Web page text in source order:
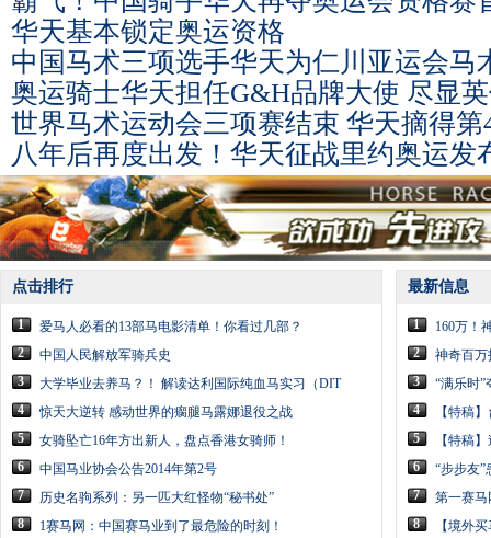
华天基本锁定奥运资格
中国马术三项选手华天为仁川亚运会马
奥运骑士华天担任G&H品牌大使 尽显
世界马术运动会三项赛结束 华天摘得第
八年后再度出发！华天征战里约奥运发
点击排行
1
爱马人必看的13部马电影清单！你看过几部？
2
中国人民解放军骑兵史
3
大学毕业去养马？！ 解读达利国际纯血马实习（DIT
4
惊天大逆转 感动世界的瘸腿马露娜退役之战
5
女骑坠亡16年方出新人，盘点香港女骑师！
6
中国马业协会公告2014年第2号
7
历史名驹系列：另一匹大红怪物“秘书处”
8
1赛马网：中国赛马业到了最危险的时刻！
最新信息
1
160万！
2
神奇百万
3
“满乐时”
4
【特稿
5
【特稿
6
“步步友
7
第一赛马
8
【境外